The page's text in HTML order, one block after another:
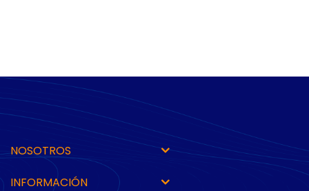
NOSOTROS
INFORMACIÓN